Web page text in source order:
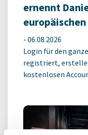
ernennt
- 06.08.2026
Login für den
registriert,
kostenlosen